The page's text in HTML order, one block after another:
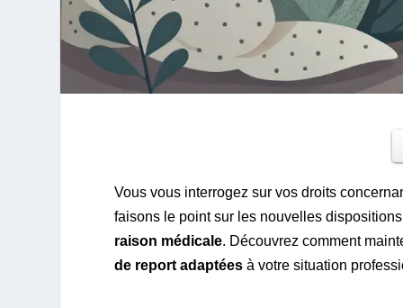
Vous vous interrogez sur vos droits
faisons le point sur les nouvelles
raison médicale. Découvrez comment
de report adaptées à votre situation